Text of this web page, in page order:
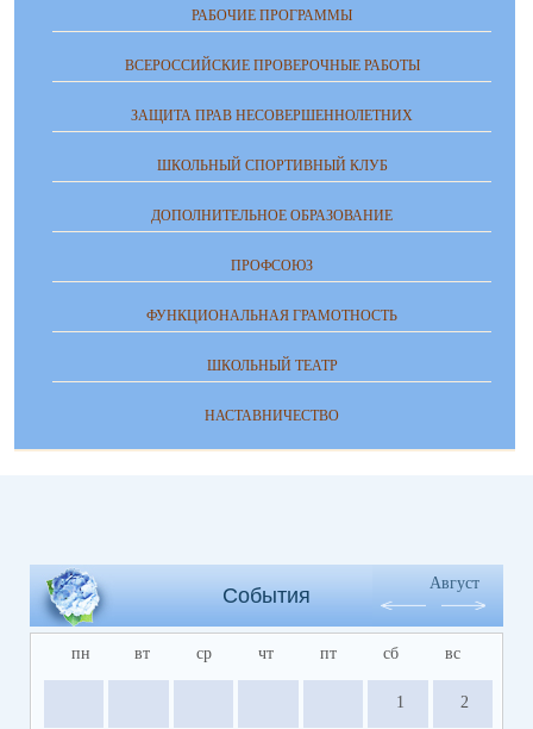
РАБОЧИЕ ПРОГРАММЫ
ВСЕРОССИЙСКИЕ ПРОВЕРОЧНЫЕ РАБОТЫ
ЗАЩИТА ПРАВ НЕСОВЕРШЕННОЛЕТНИХ
ШКОЛЬНЫЙ СПОРТИВНЫЙ КЛУБ
ДОПОЛНИТЕЛЬНОЕ ОБРАЗОВАНИЕ
ПРОФСОЮЗ
ФУНКЦИОНАЛЬНАЯ ГРАМОТНОСТЬ
ШКОЛЬНЫЙ ТЕАТР
НАСТАВНИЧЕСТВО
События
Август
пн вт ср чт пт сб вс
1 2